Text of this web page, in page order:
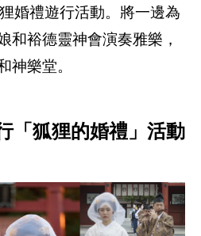
婚禮遊行活動。將一邊為
和裕德靈神會演奏雅樂，
神樂堂。
「狐狸的婚禮」活動